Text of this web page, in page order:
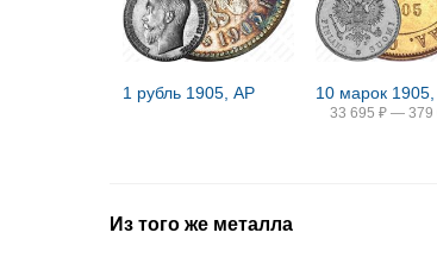
1 рубль 1905, АР 10 марок 1905,
33 695 ₽ — 379
Из того же металла